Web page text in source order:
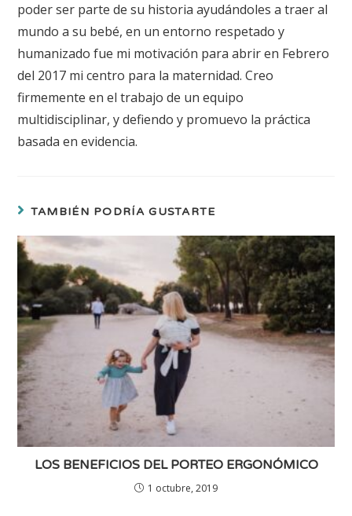
poder ser parte de su historia ayudándoles a traer al
mundo a su bebé, en un entorno respetado y
humanizado fue mi motivación para abrir en Febrero
del 2017 mi centro para la maternidad. Creo
firmemente en el trabajo de un equipo
multidisciplinar, y defiendo y promuevo la práctica
basada en evidencia.
TAMBIÉN PODRÍA GUSTARTE
LOS BENEFICIOS DEL PORTEO ERGONÓMICO
1 octubre, 2019